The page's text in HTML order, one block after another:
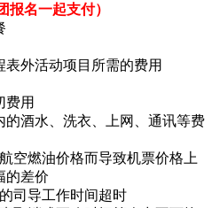
报名一起支付）
外活动项目所需的费用
费用
的酒水、洗衣、上网、通讯等费
空燃油价格而导致机票价格上
的差价
司导工作时间超时